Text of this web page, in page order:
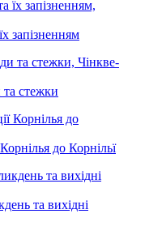
запізненням
стежки
до Корнільї
та вихідні